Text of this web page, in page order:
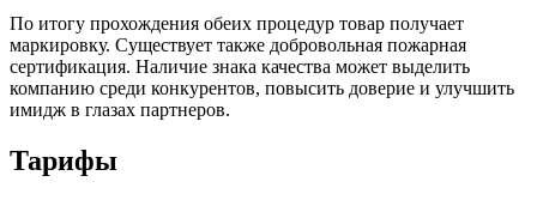
По итогу прохождения обеих процедур товар получает
маркировку. Существует также добровольная пожарная
сертификация. Наличие знака качества может выделить
компанию среди конкурентов, повысить доверие и улучшить
имидж в глазах партнеров.
Тарифы